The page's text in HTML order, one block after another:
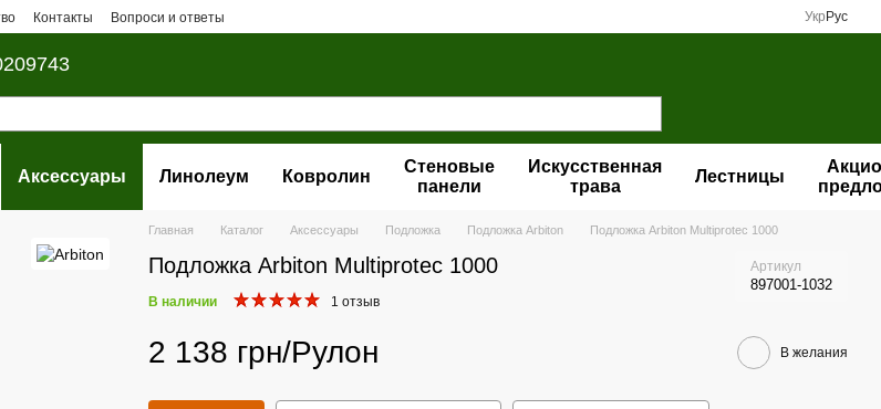
Контакты Вопроси и ответы Укр Рус
Аксессуары Линолеум Ковролин
Стеновые
панели
Искусственная
трава
Лестницы
Главная Каталог Аксессуары Подложка Подложка Arbiton Подложка Arbiton Multiprotec 1000
Подложка Arbiton Multiprotec 1000 Артикул
897001-1032
В наличии 1 отзыв
2 138 грн/Рулон В желания